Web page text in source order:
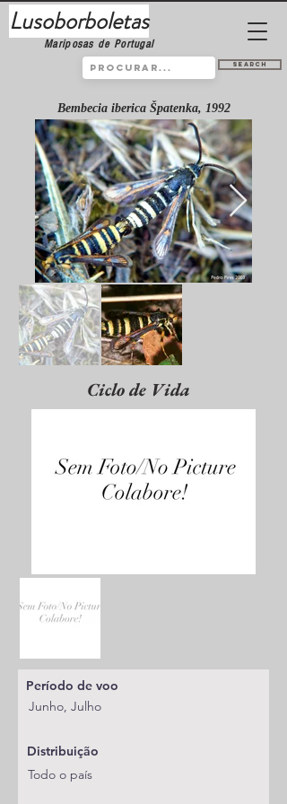
Lusoborboletas
Mariposas de Portugal
Search
Bembecia iberica Špatenka, 1992
Ciclo de Vida
Período de voo
Junho, Julho
Distribuição
Todo o país